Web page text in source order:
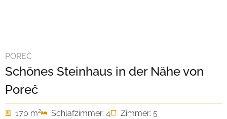
POREČ
Schönes Steinhaus in der Nähe von
Poreč
170 m2 Schlafzimmer: 4
Zimmer: 5